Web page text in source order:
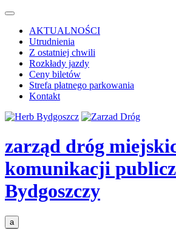
AKTUALNOŚCI
Utrudnienia
Z ostatniej chwili
Rozkłady jazdy
Ceny biletów
Strefa płatnego parkowania
Kontakt
zarząd dróg
komunikacji
Bydgoszczy
a